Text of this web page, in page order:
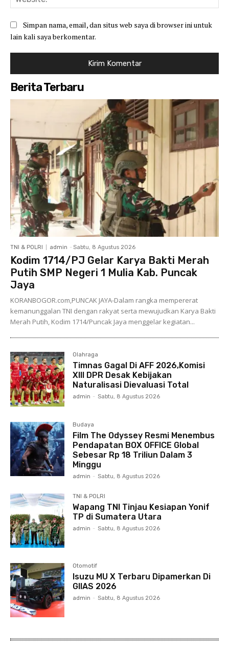
Simpan nama, email, dan situs web saya di browser ini untuk
lain kali saya berkomentar.
Berita Terbaru
TNI & POLRI admin - Sabtu, 8 Agustus 2026
Kodim 1714/PJ Gelar Karya Bakti Merah
Putih SMP Negeri 1 Mulia Kab. Puncak
Jaya
KORANBOGOR.com,PUNCAK JAYA-Dalam rangka mempererat
kemanunggalan TNI dengan rakyat serta mewujudkan Karya Bakti
Merah Putih, Kodim 1714/Puncak Jaya menggelar kegiatan...
Olahraga
Timnas Gagal Di AFF 2026,Komisi
XIII DPR Desak Kebijakan
Naturalisasi Dievaluasi Total
admin - Sabtu, 8 Agustus 2026
Budaya
Film The Odyssey Resmi Menembus
Pendapatan BOX OFFICE Global
Sebesar Rp 18 Triliun Dalam 3
Minggu
admin - Sabtu, 8 Agustus 2026
TNI & POLRI
Wapang TNI Tinjau Kesiapan Yonif
TP di Sumatera Utara
admin - Sabtu, 8 Agustus 2026
Otomotif
Isuzu MU X Terbaru Dipamerkan Di
GIIAS 2026
admin - Sabtu, 8 Agustus 2026